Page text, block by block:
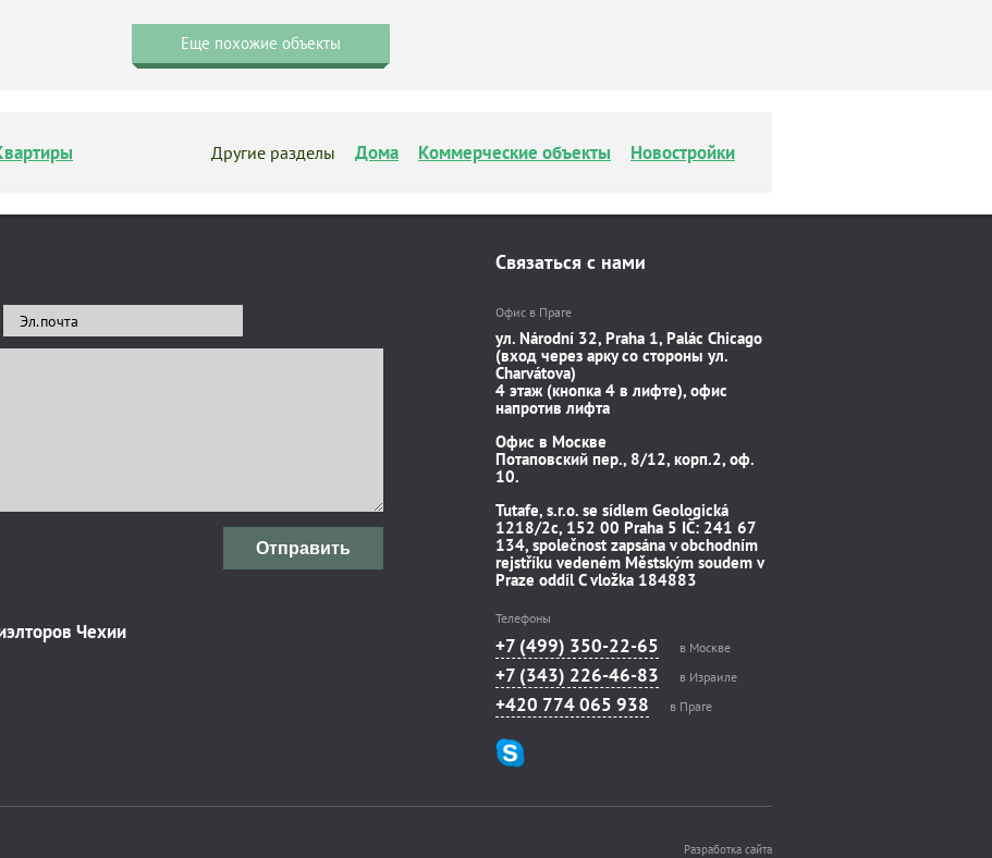
Еще похожие объекты
Другие разделы Дома Коммерческие объекты Новостройки
Отправить
Чехии
Связаться с нами
Офис в Праге
ул. Národní 32, Praha 1, Palác Chicago
(вход через арку со стороны ул.
Charvátova)
4 этаж (кнопка 4 в лифте), офис
напротив лифта
Офис в Москве
Потаповский пер., 8/12, корп.2, оф.
10.
Tutafe, s.r.o. se sídlem Geologická
1218/2c, 152 00 Praha 5 IČ: 241 67
134, společnost zapsána v obchodním
rejstříku vedeném Městským soudem v
Praze oddíl C vložka 184883
Телефоны
+7 (499) 350-22-65 в Москве
+7 (343) 226-46-83 в Израиле
+420 774 065 938 в Праге
Разработка сайта